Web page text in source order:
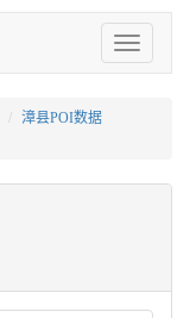
Toggle
navigation
漳县POI数据